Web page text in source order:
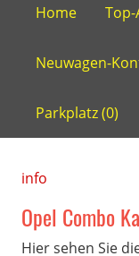
Home
Neuwagen-
Parkplatz (0)
info
Opel Combo
Hier sehen Sie